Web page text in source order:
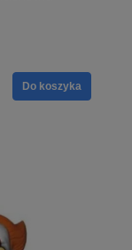
Do koszyka